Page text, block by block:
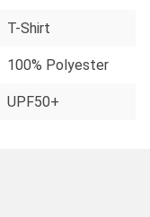
T-Shirt
100% Polyester
UPF50+